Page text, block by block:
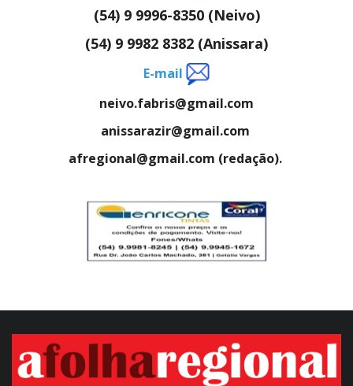
(54) 9 9996-8350 (Neivo)
(54) 9 9982 8382 (Anissara)
E-mail
neivo.fabris@gmail.com
anissarazir@gmail.com
afregional@gmail.com (redação).